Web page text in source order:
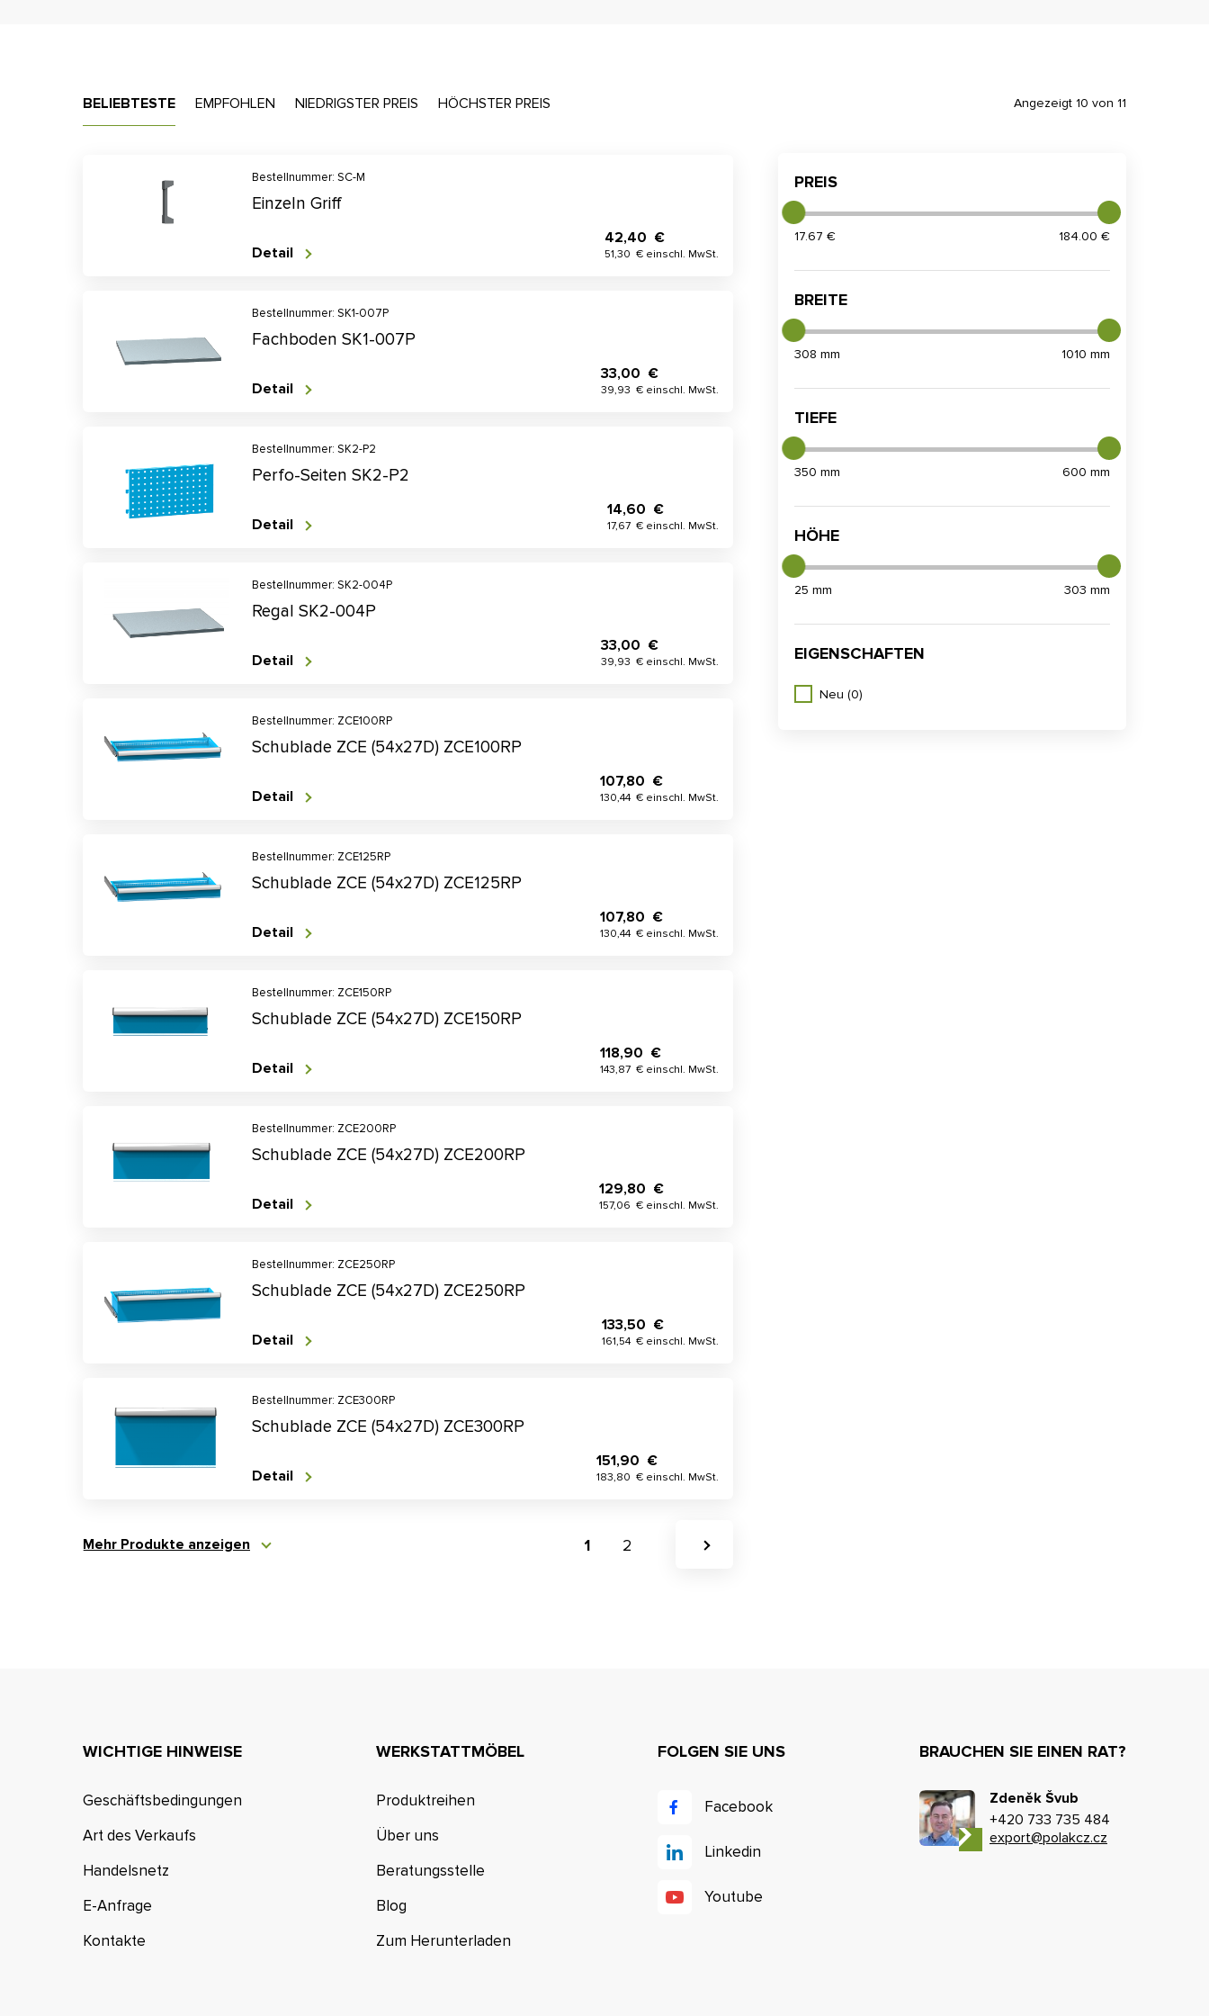
BELIEBTESTE EMPFOHLEN NIEDRIGSTER PREIS HÖCHSTER PREIS
Bestellnummer: SC-M
Einzeln Griff
42,40 €
51,30 € einschl. MwSt.
Detail
Bestellnummer: SK1-007P
Fachboden SK1-007P
33,00 €
39,93 € einschl. MwSt.
Detail
Bestellnummer: SK2-P2
Perfo-Seiten SK2-P2
14,60 €
17,67 € einschl. MwSt.
Detail
Bestellnummer: SK2-004P
Regal SK2-004P
33,00 €
39,93 € einschl. MwSt.
Detail
Bestellnummer: ZCE100RP
Schublade ZCE (54x27D) ZCE100RP
107,80 €
130,44 € einschl. MwSt.
Detail
Bestellnummer: ZCE125RP
Schublade ZCE (54x27D) ZCE125RP
107,80 €
130,44 € einschl. MwSt.
Detail
Bestellnummer: ZCE150RP
Schublade ZCE (54x27D) ZCE150RP
118,90 €
143,87 € einschl. MwSt.
Detail
Bestellnummer: ZCE200RP
Schublade ZCE (54x27D) ZCE200RP
129,80 €
157,06 € einschl. MwSt.
Detail
Bestellnummer: ZCE250RP
Schublade ZCE (54x27D) ZCE250RP
133,50 €
161,54 € einschl. MwSt.
Detail
Bestellnummer: ZCE300RP
Schublade ZCE (54x27D) ZCE300RP
151,90 €
183,80 € einschl. MwSt.
Detail
Mehr Produkte anzeigen 1 2
Angezeigt 10 von 11
PREIS
17.67 € 184.00 €
BREITE
308 mm 1010 mm
TIEFE
350 mm 600 mm
HÖHE
25 mm 303 mm
EIGENSCHAFTEN
Neu (0)
WICHTIGE HINWEISE
Geschäftsbedingungen
Art des Verkaufs
Handelsnetz
E-Anfrage
Kontakte
WERKSTATTMÖBEL
Produktreihen
Über uns
Beratungsstelle
Blog
Zum Herunterladen
FOLGEN SIE UNS
Facebook
Linkedin
Youtube
BRAUCHEN SIE EINEN RAT?
Zdeněk Švub
+420 733 735 484
export@polakcz.cz